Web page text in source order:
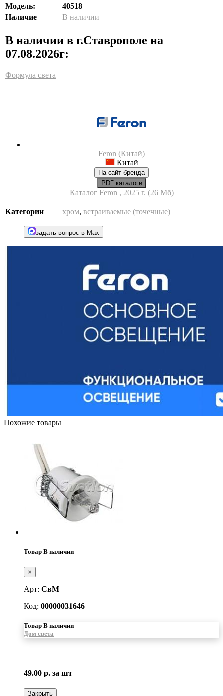
Модель:
40518
Наличие
В наличии
В наличии в г.Ставрополе на
07.08.2026г:
Формула света
Feron (Китай)
Китай
На сайт бренда
PDF каталоги
Каталог Feron , 2025 г. (26 Мб)
Категории хром, встраиваемые (точечные)
задать вопрос в Max
Похожие товары
Товар В наличии
×
Арт: СвМ
Код: 00000031646
Товар В наличии
Дом света
49.00 р. за шт
Закрыть